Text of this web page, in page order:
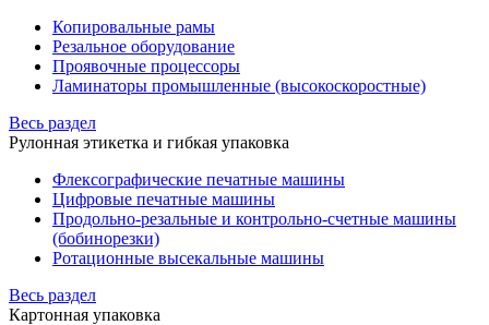
Копировальные рамы
Резальное оборудование
Проявочные процессоры
Ламинаторы промышленные (высокоскоростные)
Весь раздел
Рулонная этикетка и гибкая упаковка
Флексографические печатные машины
Цифровые печатные машины
Продольно-резальные и контрольно-счетные машины
(бобинорезки)
Ротационные высекальные машины
Весь раздел
Картонная упаковка